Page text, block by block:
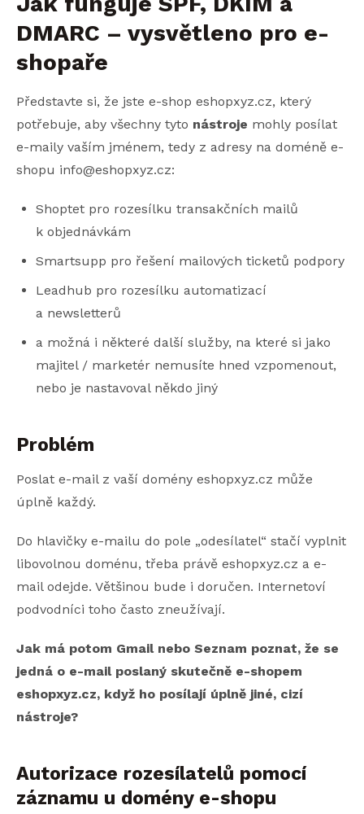
DMARC – vysvětleno pro e-
shopaře
Představte si, že jste e-shop eshopxyz.cz, který
potřebuje, aby všechny tyto nástroje mohly posílat
e-maily vaším jménem, tedy z adresy na doméně e-
shopu info@eshopxyz.cz:
Shoptet pro rozesílku transakčních mailů
k objednávkám
Smartsupp pro řešení mailových ticketů podpory
Leadhub pro rozesílku automatizací
a newsletterů
a možná i některé další služby, na které si jako
majitel / marketér nemusíte hned vzpomenout,
nebo je nastavoval někdo jiný
Problém
Poslat e-mail z vaší domény eshopxyz.cz může
úplně každý.
Do hlavičky e-mailu do pole „odesílatel“ stačí vyplnit
libovolnou doménu, třeba právě eshopxyz.cz a e-
mail odejde. Většinou bude i doručen. Internetoví
podvodníci toho často zneužívají.
Jak má potom Gmail nebo Seznam poznat, že se
jedná o e-mail poslaný skutečně e-shopem
eshopxyz.cz, když ho posílají úplně jiné, cizí
nástroje?
Autorizace rozesílatelů pomocí
záznamu u domény e-shopu